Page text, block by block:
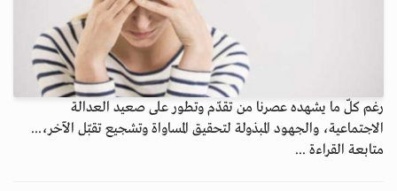
رغم كلّ ما يشهده عصرنا من تقدّم وتطور على صعيد العدالة
الاجتماعية، والجهود المبذولة لتحقيق المساواة وتشجيع تقبّل الآخر،...
متابعة القراءة ...